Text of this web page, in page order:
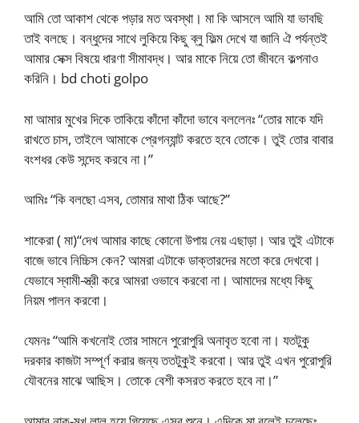
আমি তো আকাশ থেকে পড়ার মত অবস্থা। মা কি আসলে আমি যা ভাবছি
তাই বলছে। বন্ধুদের সাথে লুকিয়ে কিছু ব্লু ফিল্ম দেখে যা জানি ঐ পর্যন্তই
আমার সেক্স বিষয়ে ধারণা সীমাবদ্ধ। আর মাকে নিয়ে তো জীবনে কল্পনাও
করিনি। bd choti golpo
মা আমার মুখের দিকে তাকিয়ে কাঁদো কাঁদো ভাবে বললেনঃ “তোর মাকে যদি
রাখতে চাস, তাইলে আমাকে প্রেগন্যান্ট করতে হবে তোকে। তুই তোর বাবার
বংশধর কেউ সন্দেহ করবে না।”
আমিঃ “কি বলছো এসব, তোমার মাথা ঠিক আছে?”
শাকেরা ( মা)“দেখ আমার কাছে কোনো উপায় নেয় এছাড়া। আর তুই এটাকে
বাজে ভাবে নিচ্চিস কেন? আমরা এটাকে ডাক্তারদের মতো করে দেখবো।
যেভাবে স্বামী-স্ত্রী করে আমরা ওভাবে করবো না। আমাদের মধ্যে কিছু
নিয়ম পালন করবো।
যেমনঃ “আমি কখনোই তোর সামনে পুরোপুরি অনাবৃত হবো না। যতটুকু
দরকার কাজটা সম্পূর্ণ করার জন্য ততটুকুই করবো। আর তুই এখন পুরোপুরি
যৌবনের মাঝে আছিস। তোকে বেশী কসরত করতে হবে না।”